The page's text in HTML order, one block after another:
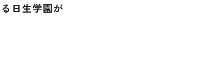
日生学園が